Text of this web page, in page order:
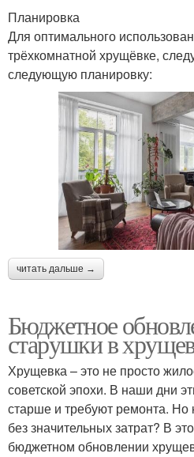
Планировка
Для оптимального
трёхкомнатной хрущёвке,
следующую планировку:
читать дальше →
Бюджетное
старушки в
Хрущевка – это не просто
советской эпохи. В наши дни
старше и требуют ремонта. Но
без значительных затрат? В
бюджетном обновлении